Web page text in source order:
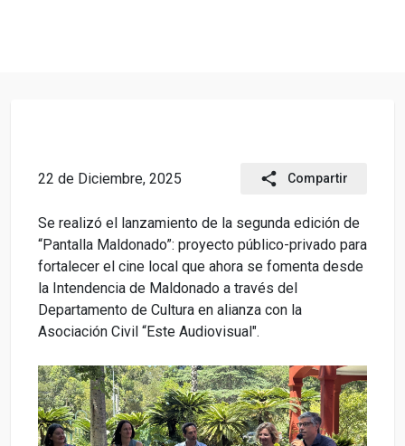
22 de Diciembre, 2025 share Compartir
Se realizó el lanzamiento de la segunda edición de
“Pantalla Maldonado”: proyecto público-privado para
fortalecer el cine local que ahora se fomenta desde
la Intendencia de Maldonado a través del
Departamento de Cultura en alianza con la
Asociación Civil “Este Audiovisual".